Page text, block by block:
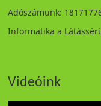
Adószámunk:
Informatika a
Videóink